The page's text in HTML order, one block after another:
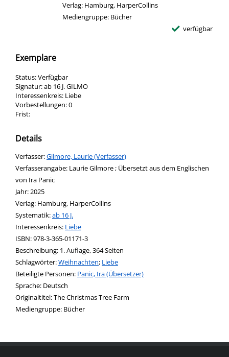
Verlag: Hamburg, HarperCollins
Mediengruppe: Bücher
verfügbar
Exemplare
Status:Verfügbar
Signatur:ab 16 J. GILMO
Interessenkreis: Liebe
Vorbestellungen:0
Frist:
Details
Verfasser:Suche nach diesem Verfasser
Gilmore, Laurie (Verfasser)
Verfasserangabe: Laurie Gilmore ; Übersetzt aus dem Englischen
von Ira Panic
Jahr:2025
Verlag: Hamburg, HarperCollins
opens in new tab
Diesen Link in neuem Tab öffnen
Systematik:Suche nach dieser Systematik
ab 16 J.
Interessenkreis: Suche nach diesem Interessenskreis
Liebe
ISBN:978-3-365-01171-3
Beschreibung: 1. Auflage, 364 Seiten
Schlagwörter:Weihnachten; Liebe
Beteiligte Personen: Suche nach dieser Beteiligten Person
Panic, Ira (Übersetzer)
Sprache: Deutsch
Originaltitel:The Christmas Tree Farm
Mediengruppe: Bücher